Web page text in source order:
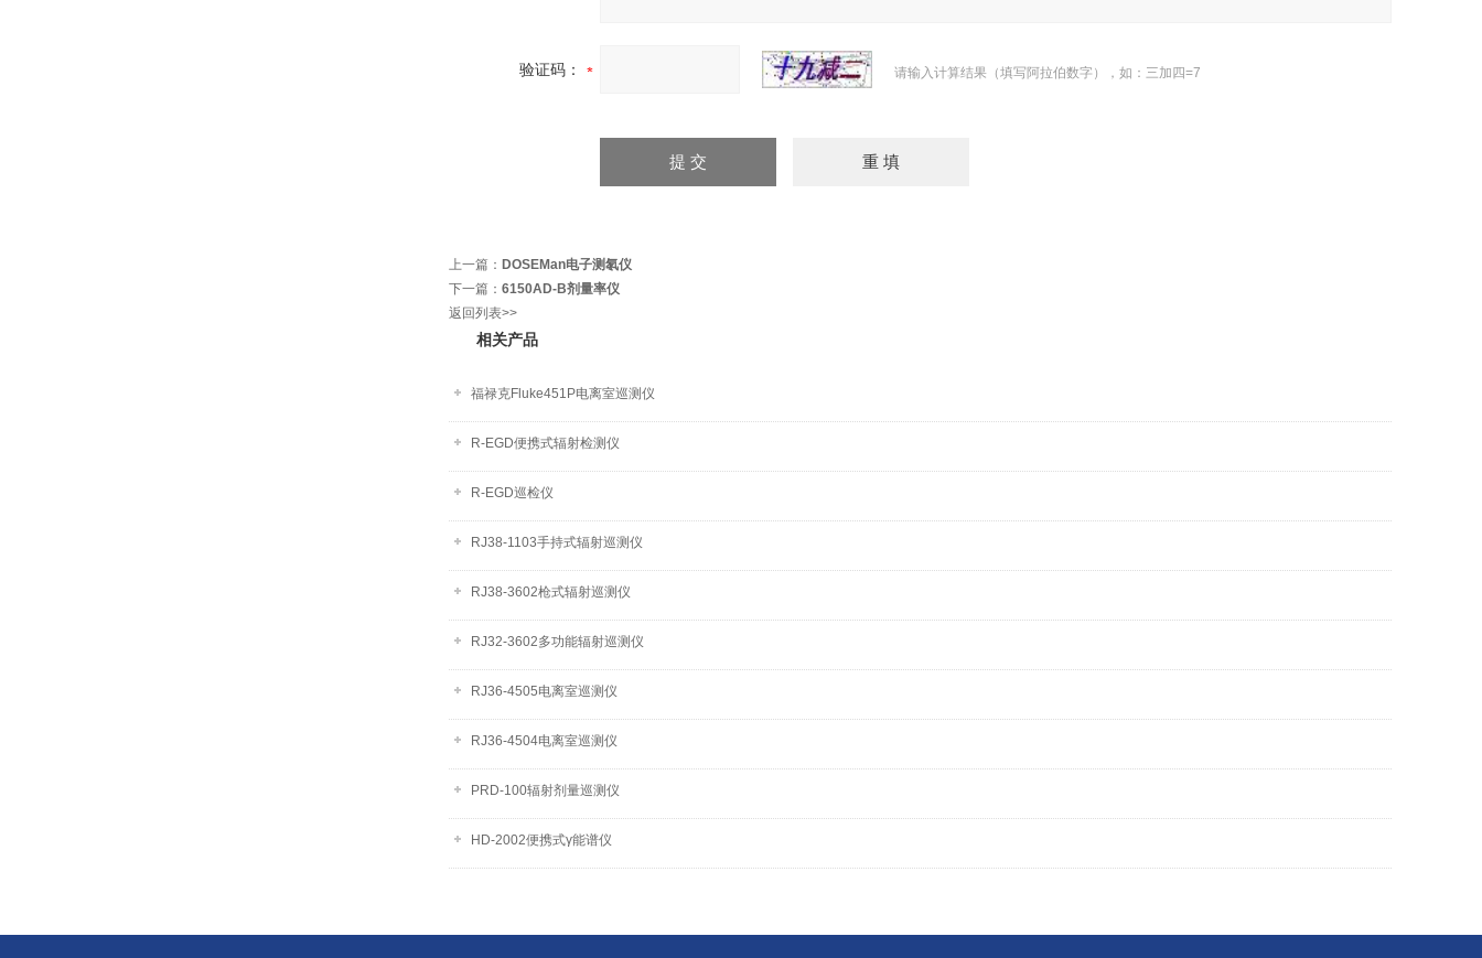
验证码： 请输入计算结果（填写阿拉伯数字），如：三加四=7
上一篇： DOSEMan电子测氡仪
下一篇： 6150AD-B剂量率仪
返回列表>>
相关产品
福禄克Fluke451P电离室巡测仪
R-EGD便携式辐射检测仪
R-EGD巡检仪
RJ38-1103手持式辐射巡测仪
RJ38-3602枪式辐射巡测仪
RJ32-3602多功能辐射巡测仪
RJ36-4505电离室巡测仪
RJ36-4504电离室巡测仪
PRD-100辐射剂量巡测仪
HD-2002便携式γ能谱仪